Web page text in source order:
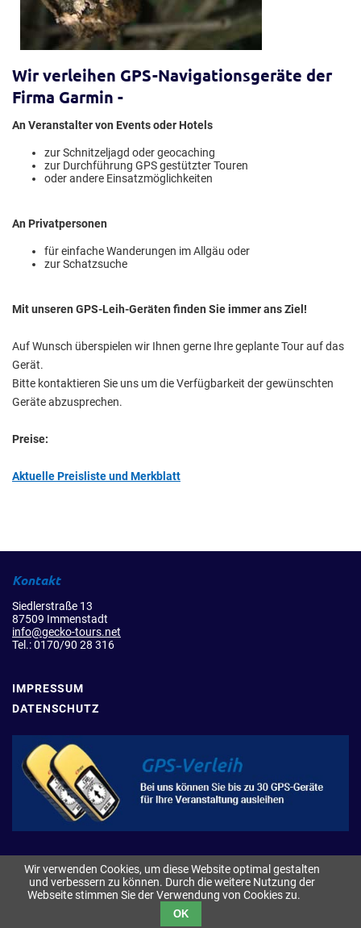
Wir verleihen GPS-Navigationsgeräte der
Firma Garmin -
An Veranstalter von Events oder Hotels
zur Schnitzeljagd oder geocaching
zur Durchführung GPS gestützter Touren
oder andere Einsatzmöglichkeiten
An Privatpersonen
für einfache Wanderungen im Allgäu oder
zur Schatzsuche
Mit unseren GPS-Leih-Geräten finden Sie immer ans Ziel!
Auf Wunsch überspielen wir Ihnen gerne Ihre geplante Tour auf das
Gerät.
Bitte kontaktieren Sie uns um die Verfügbarkeit der gewünschten
Geräte abzusprechen.
Preise:
Aktuelle Preisliste und Merkblatt
Kontakt
Siedlerstraße 13
87509 Immenstadt
info@gecko-tours.net
Tel.: 0170/90 28 316
IMPRESSUM
DATENSCHUTZ
Wir verwenden Cookies, um diese Website optimal gestalten
und verbessern zu können. Durch die weitere Nutzung der
Webseite stimmen Sie der Verwendung von Cookies zu.
OK